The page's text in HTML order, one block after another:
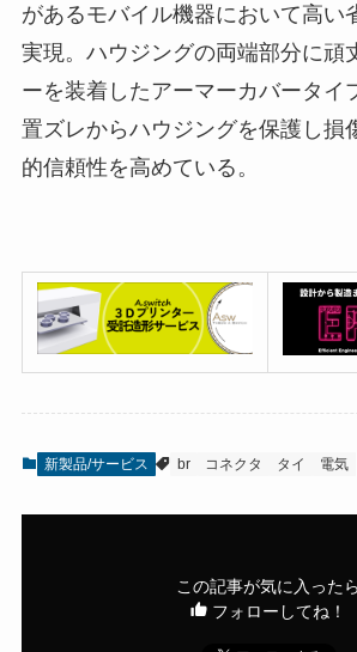
があるモバイル機器において高い
実現。ハウジングの両端部分に頑
ーを装着したアーマーカバータイ
置ズレからハウジングを保護し損
的信頼性を高めている。
新製品/サービス br コネクタ タイ 電気
この記事が気に入ったら
フォローしてね！